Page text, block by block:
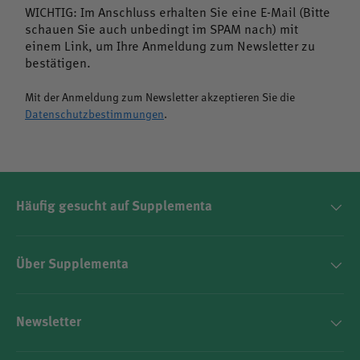
Vitamin C trägt zu einer normalen Kollagenbildung für
Knochen, Knorpel, Haut, Blutgefäße, Zahnfleisch und
Zähne bei. Es unterstützt das Immunsystem, schützt die
Müdigkeit und Ermüdung bei und erhöht die
Eisenaufnahme.
Mangan
Mangan trägt zu einer normalen Bindegewebsbildung bei,
WICHTIG: Im Anschluss erhalten Sie eine E-Mail (Bitte
schauen Sie auch unbedingt im SPAM nach) mit
einem Link, um Ihre Anmeldung zum Newsletter zu
bestätigen.
Mit der Anmeldung zum Newsletter akzeptieren Sie die
Datenschutzbestimmungen.
Häufig gesucht auf Supplementa
Über Supplementa
Newsletter